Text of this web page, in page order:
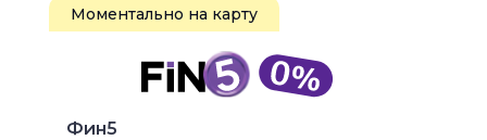
Моментально на карту
Фин5